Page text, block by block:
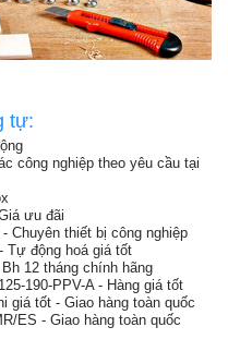
tự:
công nghiệp theo yêu cầu tại
ưu đãi
Chuyên thiết bị công nghiệp
Tự động hoá giá tốt
12 tháng chính hãng
190-PPV-A - Hàng giá tốt
giá tốt - Giao hàng toàn quốc
ES - Giao hàng toàn quốc